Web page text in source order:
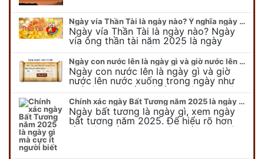
Ngày vía Thần Tài là ngày nào? Ý nghĩa ngày vía Thần Tài năm 2025
Ngày vía Thần Tài là ngày nào? Ngày
vía ông thần tài năm 2025 là ngày
mùng 10 âm lịch hàng tháng. Tại sao
trong ngày này, tất cả mọi…
Ngày con nước lên là ngày gì và giờ nước lên nước xuống trong ngày?
Ngày con nước lên là ngày gì và giờ
nước lên nước xuống trong ngày như
thế nào? Có điều gì cần chú ý về ngày
con nước lên? Đừng…
Chính xác ngày Bất Tương năm 2025 là ngày gì mà cực ít người biết
Ngày bất tương là ngày gì, xem ngày
bất tương năm 2025. Để hiểu rõ hơn
về ngày bất tương, ngày bất tương là